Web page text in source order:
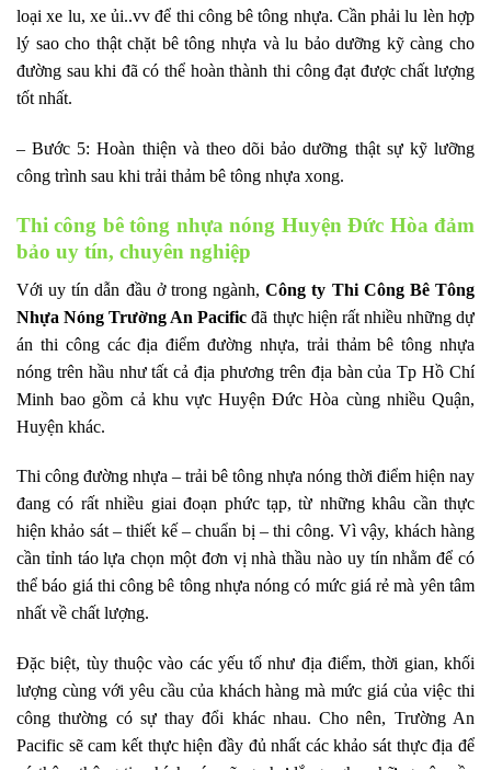
loại xe lu, xe ủi..vv để thi công bê tông nhựa. Cần phải lu lèn hợp
lý sao cho thật chặt bê tông nhựa và lu bảo dưỡng kỹ càng cho
đường sau khi đã có thể hoàn thành thi công đạt được chất lượng
tốt nhất.
– Bước 5: Hoàn thiện và theo dõi bảo dưỡng thật sự kỹ lưỡng
công trình sau khi trải thảm bê tông nhựa xong.
Thi công bê tông nhựa nóng Huyện Đức Hòa đảm
bảo uy tín, chuyên nghiệp
Với uy tín dẫn đầu ở trong ngành,Công ty Thi Công Bê Tông
Nhựa Nóng Trường An Pacific đã thực hiện rất nhiều những dự
án thi công các địa điểm đường nhựa, trải thảm bê tông nhựa
nóng trên hầu như tất cả địa phương trên địa bàn của Tp Hồ Chí
Minh bao gồm cả khu vực Huyện Đức Hòa cùng nhiều Quận,
Huyện khác.
Thi công đường nhựa – trải bê tông nhựa nóng thời điểm hiện nay
đang có rất nhiều giai đoạn phức tạp, từ những khâu cần thực
hiện khảo sát – thiết kế – chuẩn bị – thi công. Vì vậy, khách hàng
cần tỉnh táo lựa chọn một đơn vị nhà thầu nào uy tín nhằm để có
thể báo giá thi công bê tông nhựa nóng có mức giá rẻ mà yên tâm
nhất về chất lượng.
Đặc biệt, tùy thuộc vào các yếu tố như địa điểm, thời gian, khối
lượng cùng với yêu cầu của khách hàng mà mức giá của việc thi
công thường có sự thay đổi khác nhau. Cho nên, Trường An
Pacific sẽ cam kết thực hiện đầy đủ nhất các khảo sát thực địa để